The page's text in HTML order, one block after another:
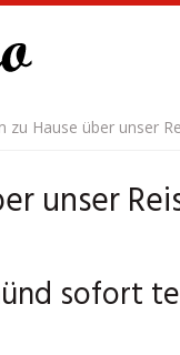
zu Hause über unser
unser
sofort